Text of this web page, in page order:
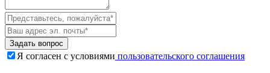
Задать вопрос
Я согласен с условиями пользовательского соглашения